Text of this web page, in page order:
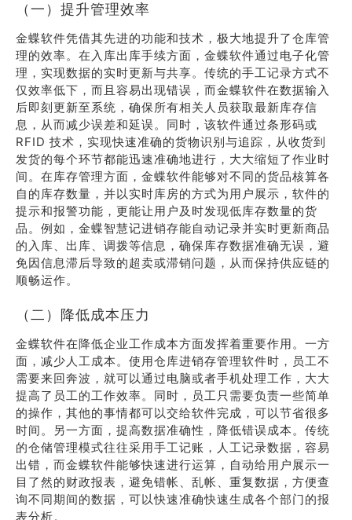
（一）提升管理效率
金蝶软件凭借其先进的功能和技术，极大地提升了仓库管
理的效率。在入库出库手续方面，金蝶软件通过电子化管
理，实现数据的实时更新与共享。传统的手工记录方式不
仅效率低下，而且容易出现错误，而金蝶软件在数据输入
后即刻更新至系统，确保所有相关人员获取最新库存信
息，从而减少误差和延误。同时，该软件通过条形码或
RFID 技术，实现快速准确的货物识别与追踪，从收货到
发货的每个环节都能迅速准确地进行，大大缩短了作业时
间。在库存管理方面，金蝶软件能够对不同的货品核算各
自的库存数量，并以实时库房的方式为用户展示，软件的
提示和报警功能，更能让用户及时发现低库存数量的货
品。例如，金蝶智慧记进销存能自动记录并实时更新商品
的入库、出库、调拨等信息，确保库存数据准确无误，避
免因信息滞后导致的超卖或滞销问题，从而保持供应链的
顺畅运作。
（二）降低成本压力
金蝶软件在降低企业工作成本方面发挥着重要作用。一方
面，减少人工成本。使用仓库进销存管理软件时，员工不
需要来回奔波，就可以通过电脑或者手机处理工作，大大
提高了员工的工作效率。同时，员工只需要负责一些简单
的操作，其他的事情都可以交给软件完成，可以节省很多
时间。另一方面，提高数据准确性，降低错误成本。传统
的仓储管理模式往往采用手工记账，人工记录数据，容易
出错，而金蝶软件能够快速进行运算，自动给用户展示一
目了然的财政报表，避免错帐、乱帐、重复数据，方便查
询不同期间的数据，可以快速准确快速生成各个部门的报
表分析。